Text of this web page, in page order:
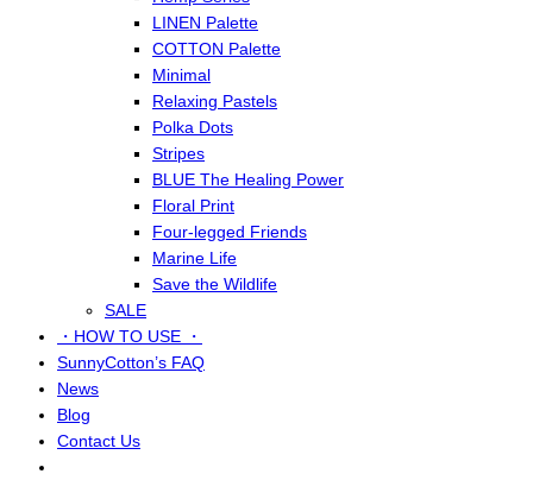
LINEN Palette
COTTON Palette
Minimal
Relaxing Pastels
Polka Dots
Stripes
BLUE The Healing Power
Floral Print
Four-legged Friends
Marine Life
Save the Wildlife
SALE
・HOW TO USE ・
SunnyCotton’s FAQ
News
Blog
Contact Us